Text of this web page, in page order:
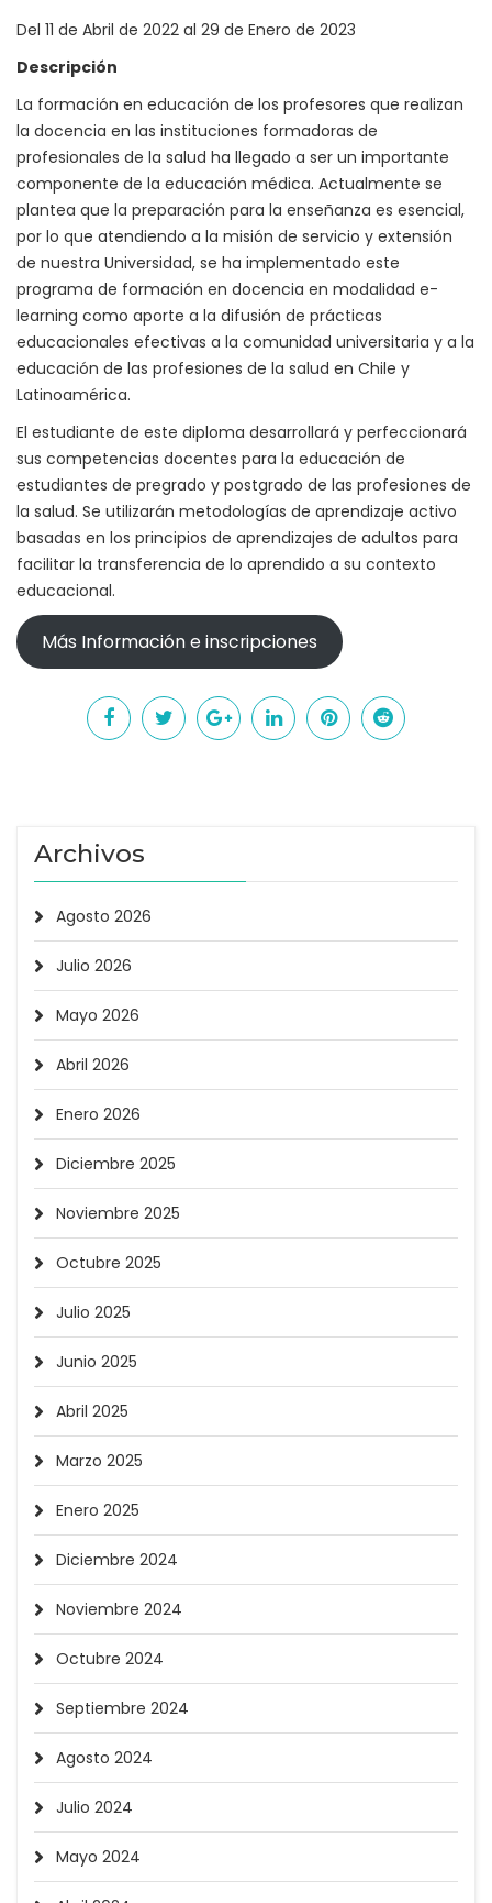
Del 11 de Abril de 2022 al 29 de Enero de 2023
Descripción
La formación en educación de los profesores que realizan
la docencia en las instituciones formadoras de
profesionales de la salud ha llegado a ser un importante
componente de la educación médica. Actualmente se
plantea que la preparación para la enseñanza es esencial,
por lo que atendiendo a la misión de servicio y extensión
de nuestra Universidad, se ha implementado este
programa de formación en docencia en modalidad e-
learning como aporte a la difusión de prácticas
educacionales efectivas a la comunidad universitaria y a la
educación de las profesiones de la salud en Chile y
Latinoamérica.
El estudiante de este diploma desarrollará y perfeccionará
sus competencias docentes para la educación de
estudiantes de pregrado y postgrado de las profesiones de
la salud. Se utilizarán metodologías de aprendizaje activo
basadas en los principios de aprendizajes de adultos para
facilitar la transferencia de lo aprendido a su contexto
educacional.
Más Información e inscripciones
Archivos
Agosto 2026
Julio 2026
Mayo 2026
Abril 2026
Enero 2026
Diciembre 2025
Noviembre 2025
Octubre 2025
Julio 2025
Junio 2025
Abril 2025
Marzo 2025
Enero 2025
Diciembre 2024
Noviembre 2024
Octubre 2024
Septiembre 2024
Agosto 2024
Julio 2024
Mayo 2024